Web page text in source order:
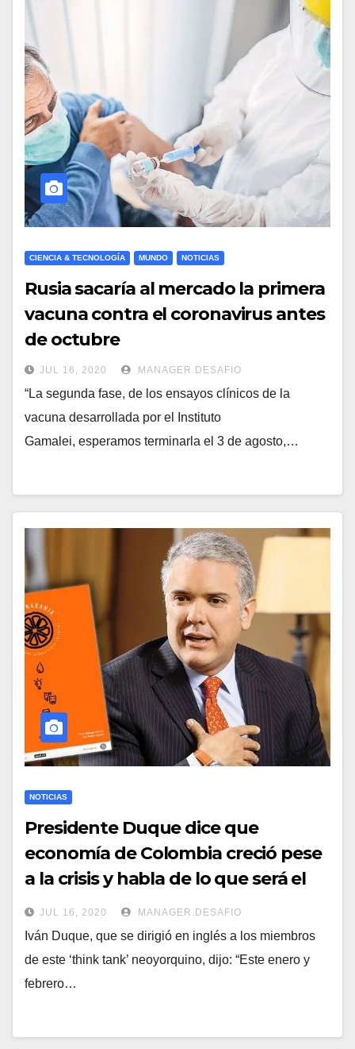
CIENCIA & TECNOLOGÍA MUNDO NOTICIAS
Rusia sacaría al mercado la primera
vacuna contra el coronavirus antes
de octubre
JUL 16, 2020 MANAGER.DESAFIO
“La segunda fase, de los ensayos clínicos de la
vacuna desarrollada por el Instituto
Gamalei, esperamos terminarla el 3 de agosto,…
NOTICIAS
Presidente Duque dice que
economía de Colombia creció pese
a la crisis y habla de lo que será el
2021JUL 16, 2020 MANAGER.DESAFIO
Iván Duque, que se dirigió en inglés a los miembros
de este ‘think tank’ neoyorquino, dijo: “Este enero y
febrero…